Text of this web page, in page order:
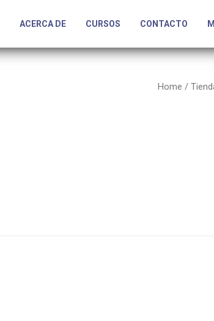
ACERCA DE CURSOS CONTACTO
Home /